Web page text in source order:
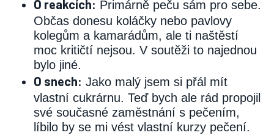
O reakcích: Primárně peču sám pro sebe.
Občas donesu koláčky nebo pavlovy
kolegům a kamarádům, ale ti naštěstí
moc kritičtí nejsou. V soutěži to najednou
bylo jiné.
O snech: Jako malý jsem si přál mít
vlastní cukrárnu. Teď bych ale rád propojil
své současné zaměstnání s pečením,
líbilo by se mi vést vlastní kurzy pečení.